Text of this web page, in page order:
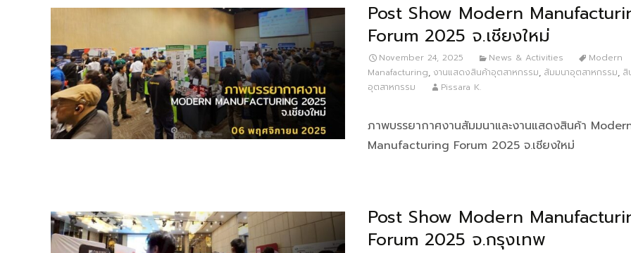
Post Show Modern
Forum 2025 จ.เชียงใหม่
November 24, 2025 News & Activities
Modern
Manafacturing, งานแสดงสินค้าอุตสาหกรรม, สัมมนาอุตสาหกรรม, สิ
อุตสาหกรรม
Pissara K.
ภาพบรรยากาศงานสัมมนาและงานแสดงสินค้า
Manufacturing Forum 2025 จ.เชียงใหม่
Post Show Modern
Forum 2025 จ.กรุงเทพ